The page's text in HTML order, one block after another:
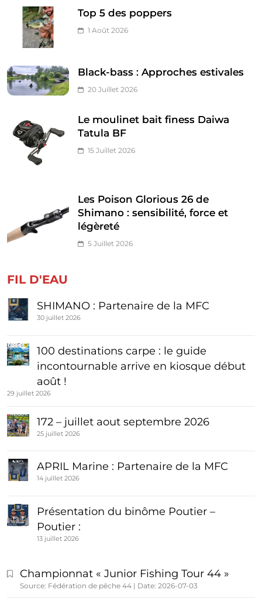
Top 5 des poppers
1 Août 2026
Black-bass : Approches estivales
20 Juillet 2026
Le moulinet bait finess Daiwa
Tatula BF
15 Juillet 2026
Les Poison Glorious 26 de
Shimano : sensibilité, force et
légèreté
5 Juillet 2026
FIL D'EAU
SHIMANO : Partenaire de la MFC
30 juillet 2026
100 destinations carpe : le guide
incontournable arrive en kiosque début
août !
29 juillet 2026
172 – juillet aout septembre 2026
25 juillet 2026
APRIL Marine : Partenaire de la MFC
14 juillet 2026
Présentation du binôme Poutier –
Poutier :
13 juillet 2026
Championnat « Junior Fishing Tour 44 »
Source: Fédération de pêche 44 Date: 2026-07-03